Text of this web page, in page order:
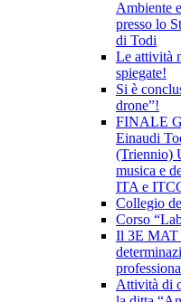
Ambiente
presso lo
di Todi
Le attività
spiegate!
Si è
drone”!
FINALE
Einaudi
(Triennio)
musica e
ITA e
Collegio
Corso
Il 3E MAT
Attività di